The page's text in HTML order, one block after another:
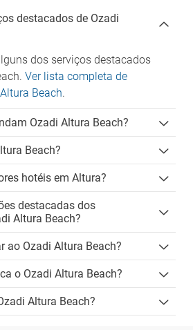
destacados de Ozadi
dos serviços destacados
Ver lista completa de
Beach.
Ozadi Altura Beach?
Beach?
hotéis em Altura?
destacadas dos
Altura Beach?
ao Ozadi Altura Beach?
o Ozadi Altura Beach?
Altura Beach?